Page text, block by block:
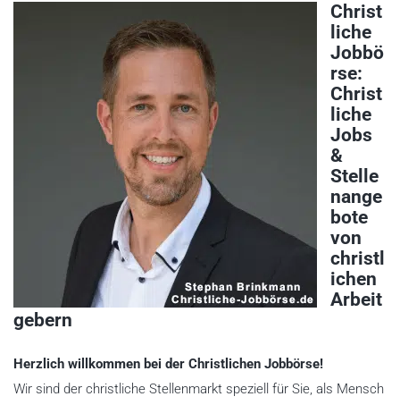
Christ
liche
Jobbö
rse:
Christ
liche
Jobs
&
Stelle
nange
bote
von
christl
ichen
Arbeit
gebern
Herzlich willkommen bei der Christlichen Jobbörse!
Wir sind der christliche Stellenmarkt speziell für Sie, als Mensch